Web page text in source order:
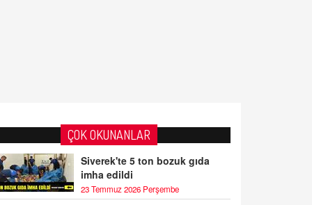
ÇOK OKUNANLAR
Siverek'te 5 ton bozuk gıda
imha edildi
23 Temmuz 2026 Perşembe